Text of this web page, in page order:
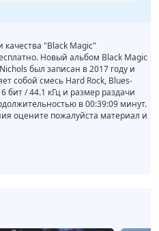
качества "Black Magic"
Новый альбом Black Magic
был записан в 2017 году и
собой смесь Hard Rock, Blues-
бит / 44.1 кГц и размер раздачи
в 00:39:09 минут.
оцените пожалуйста материал и